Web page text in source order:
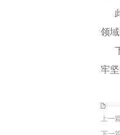
领
牢
上一